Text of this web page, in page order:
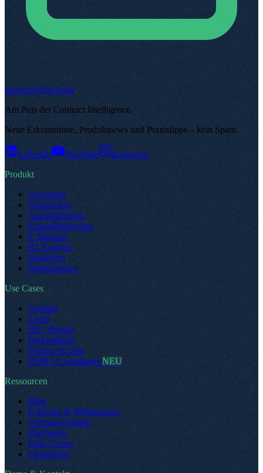
support@top.legal
Am Puls der Contract Intelligence.
Neue Erkenntnisse, Produktnews und Praxistipps – kein Spam.
LinkedIn YouTube
Instagram
Produkt
Verwalten
Verhandeln
Automatisieren
Klauselbibliothek
E-Signatur
KI-Analyse
Dealroom
Integrationen
Use Cases
Vertrieb
Legal
HR / People
Beschaffung
Finance & Ops
DORA ComplianceNEU
Ressourcen
Blog
E-Books & Whitepapers
Vertragsvorlagen
Playbooks
Help Center
Changelog